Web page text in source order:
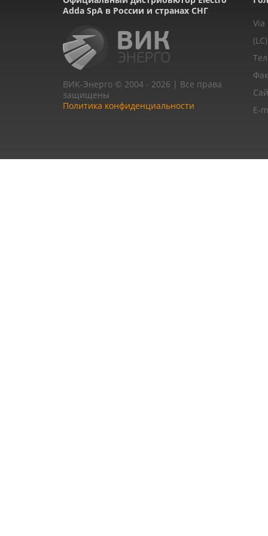
Adda SpA в России и странах СНГ
ВИК-Энерго © 2004 - 2026 | Все права
защищены
Политика конфиденциальности
Via
E-